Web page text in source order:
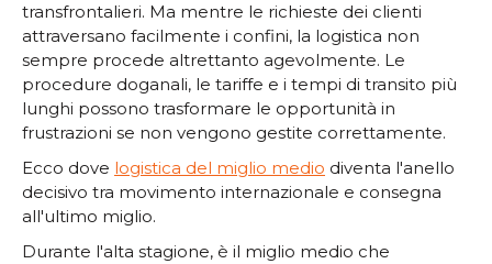
transfrontalieri. Ma mentre le richieste dei clienti
attraversano facilmente i confini, la logistica non
sempre procede altrettanto agevolmente. Le
procedure doganali, le tariffe e i tempi di transito più
lunghi possono trasformare le opportunità in
frustrazioni se non vengono gestite correttamente.
Ecco dove logistica del miglio medio diventa l'anello
decisivo tra movimento internazionale e consegna
all'ultimo miglio.
Durante l'alta stagione, è il miglio medio che